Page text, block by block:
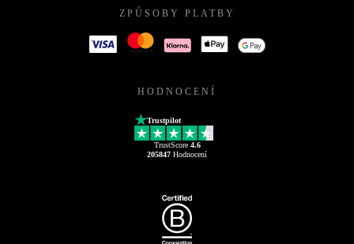
ZPŮSOBY PLATBY
HODNOCENÍ
Trustpilot
TrustScore 4.6
205847 Hodnocení